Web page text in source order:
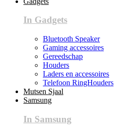
In Gadgets
Bluetooth Speaker
Gaming accessoires
Gereedschap
Houders
Laders en accessoires
Telefoon RingHouders
Mutsen Sjaal
Samsung
In Samsung